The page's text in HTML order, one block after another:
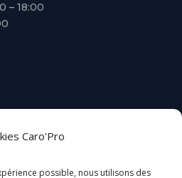
Caro'Pro
possible, nous utilisons des
– 18:00